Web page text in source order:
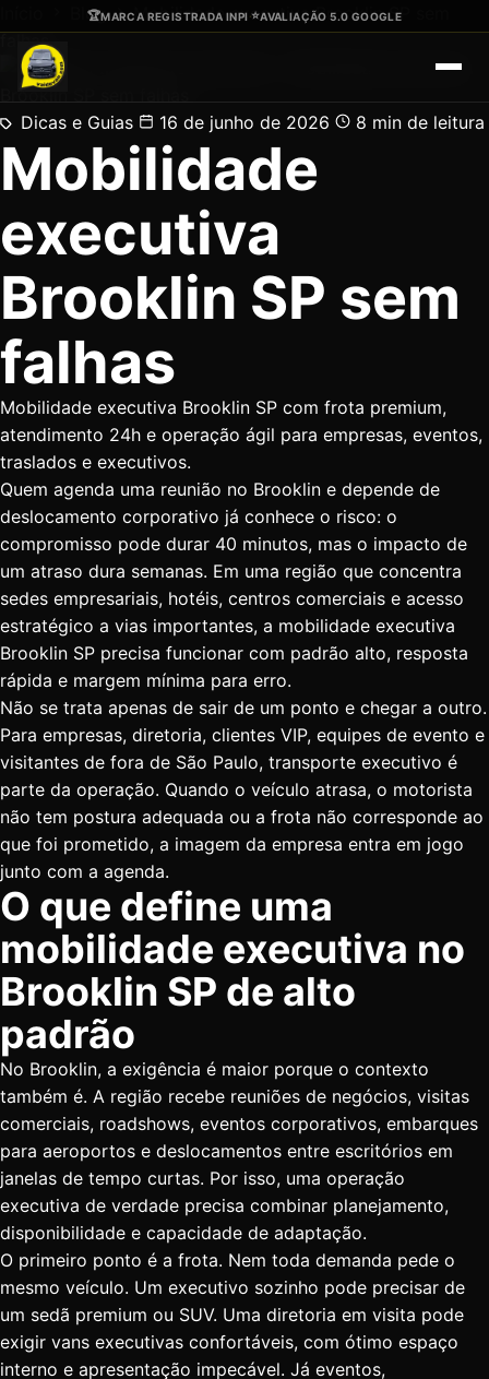
Ir para o conteúdo principal
🏆MARCA REGISTRADA INPI ·⭐AVALIAÇÃO 5.0 GOOGLE
Blog
Mobilidade executiva Brooklin SP sem
falhas
Dicas e Guias 16 de junho de 2026 8 min de leitura
Mobilidade
executiva
Brooklin SP sem
falhas
Mobilidade executiva Brooklin SP com frota premium,
atendimento 24h e operação ágil para empresas, eventos,
traslados e executivos.
Quem agenda uma reunião no Brooklin e depende de
deslocamento corporativo já conhece o risco: o
compromisso pode durar 40 minutos, mas o impacto de
um atraso dura semanas. Em uma região que concentra
sedes empresariais, hotéis, centros comerciais e acesso
estratégico a vias importantes, a mobilidade executiva
Brooklin SP precisa funcionar com padrão alto, resposta
rápida e margem mínima para erro.
Não se trata apenas de sair de um ponto e chegar a outro.
Para empresas, diretoria, clientes VIP, equipes de evento e
visitantes de fora de São Paulo, transporte executivo é
parte da operação. Quando o veículo atrasa, o motorista
não tem postura adequada ou a frota não corresponde ao
que foi prometido, a imagem da empresa entra em jogo
junto com a agenda.
O que define uma
mobilidade executiva no
Brooklin SP de alto
padrão
No Brooklin, a exigência é maior porque o contexto
também é. A região recebe reuniões de negócios, visitas
comerciais, roadshows, eventos corporativos, embarques
para aeroportos e deslocamentos entre escritórios em
janelas de tempo curtas. Por isso, uma operação
executiva de verdade precisa combinar planejamento,
disponibilidade e capacidade de adaptação.
O primeiro ponto é a frota. Nem toda demanda pede o
mesmo veículo. Um executivo sozinho pode precisar de
um sedã premium ou SUV. Uma diretoria em visita pode
exigir vans executivas confortáveis, com ótimo espaço
interno e apresentação impecável. Já eventos,